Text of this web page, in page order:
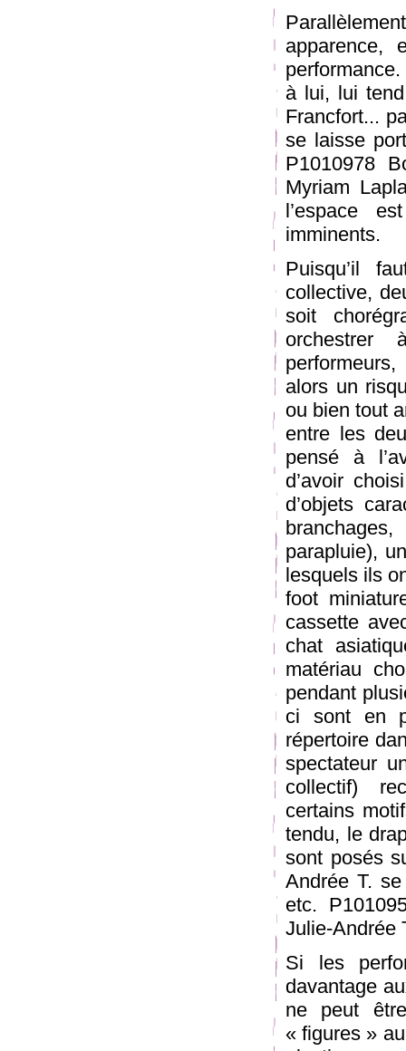
apparence,
à lui, lui
Francfort...
se laisse
P1010978
Myriam
l’espace
imminents.
Puisqu’il
collective,
soit
orchestrer
alors un
ou bien tout
entre les
pensé à
d’avoir
d’objets
parapluie),
lesquels ils
foot
cassette
chat
matériau
pendant
ci sont en
répertoire
spectateur
collectif)
certains
tendu, le
sont posés
Andrée T.
etc.
Julie-Andrée
Si les
davantage
ne peut
« figures »